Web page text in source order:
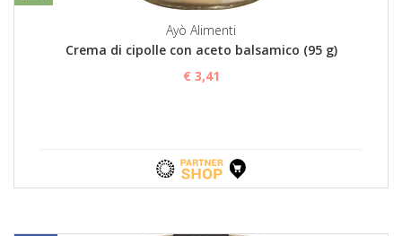
Ayò Alimenti
Crema di cipolle con aceto balsamico (95 g)
€ 3,41